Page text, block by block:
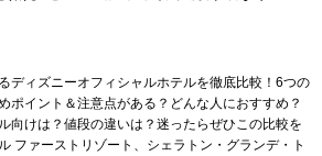
ディズニーオフィシャルホテルを徹底比較！6つの
ポイント＆注意点がある？どんな人におすすめ？
向けは？値段の違いは？迷ったらぜひこの比較を
ファーストリゾート、シェラトン・グランデ・ト